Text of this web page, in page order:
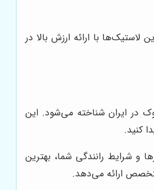
با ارائه ارزش بالا در
در ایران شناخته می‌شود. این
کنید.
و شرایط رانندگی شما، بهترین
ارائه می‌دهد.